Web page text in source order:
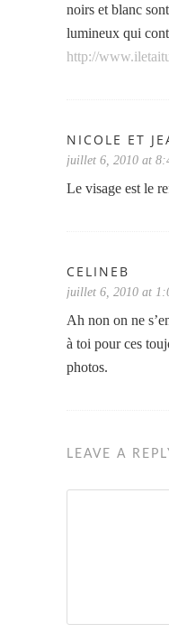
noirs et blanc
lumineux qui
http://
NICOLE ET
juillet 6, 2010 at
Le visage est le
CELINEB
juillet 6, 2010 at
Ah non on ne
à toi pour ces
photos.
LEAVE A